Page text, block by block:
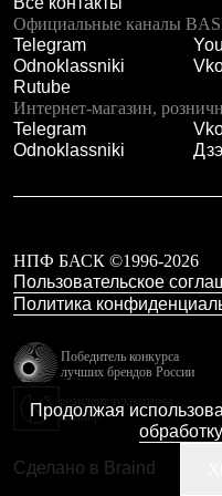
С синтетическим
Аксессуары для
Сумки и баулы
Баулы
Кошельки
Сумки
Гермомешки
Полезные аксессуары
Еда
Женская обувь
Сапоги
Ботинки
Ботинки
Кроссовки
Гамаши и бахилы
Тапочки и чуни
Официальные каналы
Telegram
Odnoklassniki
Rutube
Интернет-магазин,
Telegram
Odnoklassniki
НПФ БАСК ©1996-2026
Пользовательское
Политика
Победитель конкурса
лучших брендов России
Калибр
Сделано в Braind
Продолжая